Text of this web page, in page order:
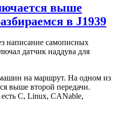
выше
в J1939
написание самописных
датчик наддува для
на маршрут. На одном из
выше второй передачи.
C, Linux, CANable,